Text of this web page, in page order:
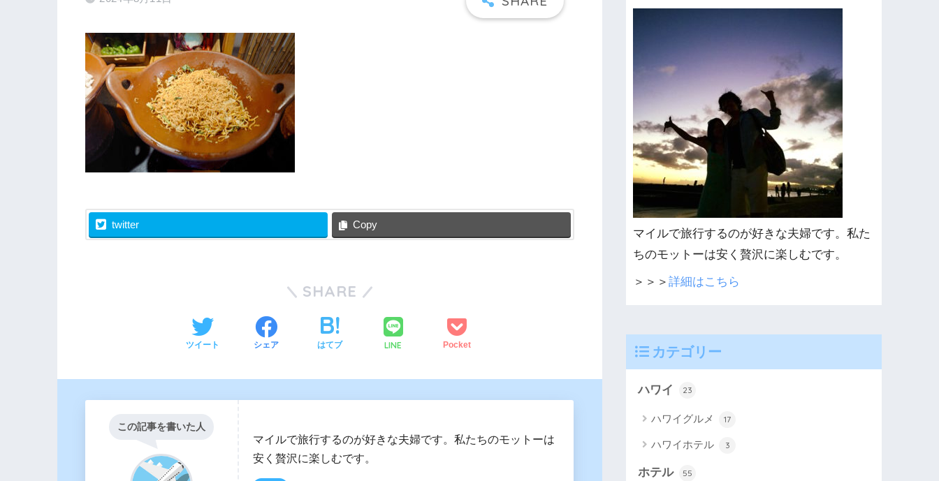
twitter Copy
SHARE
ツイート シェア はてブ LINE Pocket
この記事を書いた人
マイルで旅行するのが好きな夫婦です。私たちのモットーは
安く贅沢に楽しむです。
マイルで旅行するのが好きな夫婦です。私た
ちのモットーは安く贅沢に楽しむです。
＞＞＞詳細はこちら
カテゴリー
ハワイ 23
ハワイグルメ 17
ハワイホテル 3
ホテル 55